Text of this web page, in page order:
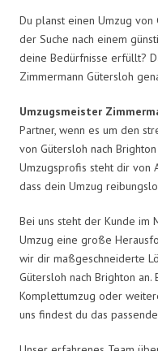
Du planst einen Umzug
der Suche nach einem
deine Bedürfnisse erfüllt?
Zimmermann Gütersloh
Umzugsmeister
Partner, wenn es um den
von Gütersloh nach
Umzugsprofis steht dir von
dass dein Umzug
Bei uns steht der Kunde im
Umzug eine große
wir dir maßgeschneiderte
Gütersloh nach Brighton
Komplettumzug oder
uns findest du das